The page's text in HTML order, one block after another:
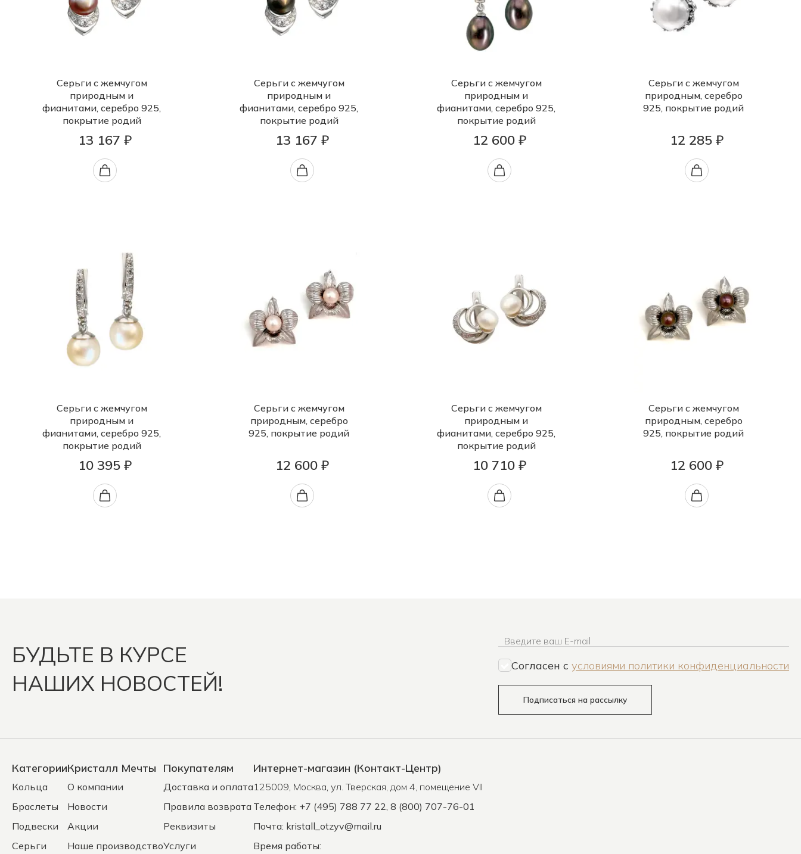
Серьги с жемчугом
природным и
фианитами, серебро 925,
покрытие родий
13 167 ₽
Серьги с жемчугом
природным и
фианитами, серебро 925,
покрытие родий
13 167 ₽
Серьги с жемчугом
природным и
фианитами, серебро 925,
покрытие родий
12 600 ₽
Серьги с жемчугом
природным, серебро
925, покрытие родий
12 285 ₽
Серьги с жемчугом
природным и
фианитами, серебро 925,
покрытие родий
10 395 ₽
Серьги с жемчугом
природным, серебро
925, покрытие родий
12 600 ₽
Серьги с жемчугом
природным и
фианитами, серебро 925,
покрытие родий
10 710 ₽
Серьги с жемчугом
природным, серебро
925, покрытие родий
12 600 ₽
БУДЬТЕ В КУРСЕ
НАШИХ НОВОСТЕЙ!
Введите ваш E-mail
Согласен c условиями политики конфиденциальности
Подписаться на рассылку
Категории
Кольца
Браслеты
Подвески
Серьги
Кристалл Мечты
О компании
Новости
Акции
Наше производство
Покупателям
Доставка и оплата
Правила возврата
Реквизиты
Услуги
Интернет-магазин (Контакт-Центр)
125009, Москва, ул. Тверская, дом 4, помещение VII
Телефон: +7 (495) 788 77 22, 8 (800) 707-76-01
Почта: kristall_otzyv@mail.ru
Время работы: